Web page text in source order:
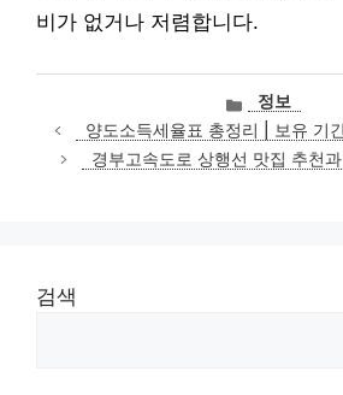
비가 없거나 저렴합니다.
카
테
고
리
정보
양도소득세율표 총정리 | 보유 기
경부고속도로 상행선 맛집 추천
검색